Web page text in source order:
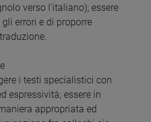
verso l’italiano); essere
errori e di proporre
i testi specialistici con
espressività; essere in
appropriata ed